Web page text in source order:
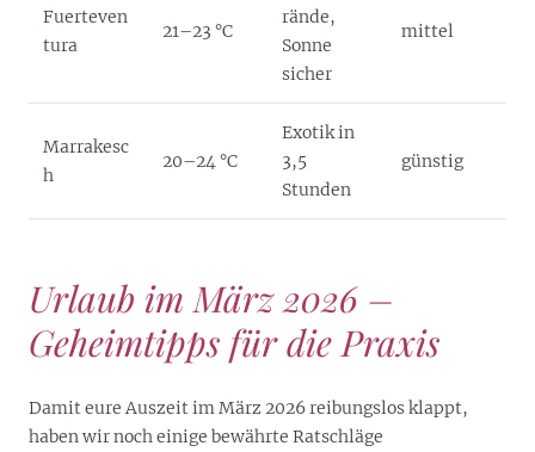
Fuerteven
tura
21–23 °C
rände,
Sonne
sicher
mittel
Marrakesc
h
20–24 °C
Exotik in
3,5
Stunden
günstig
Urlaub im März 2026 –
Geheimtipps für die Praxis
Damit eure Auszeit im März 2026 reibungslos klappt,
haben wir noch einige bewährte Ratschläge